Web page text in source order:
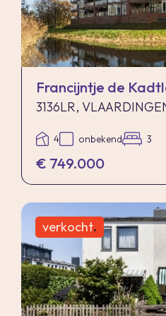
- Verwarming en warm
duurzaam WKO-
koeling);
- Actieve VVE met een
van € 265,- inclusief
- Energielabel A++,
- In verband met
een niet-bewoners- en
- Oplevering in overleg;
Vraagprijs € 795.000,-
Woonoppervlakte
Francijntje de
3136LR,
4 onbekend 3
€ 749.000
verkocht.